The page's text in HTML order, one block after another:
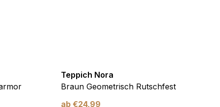
Teppich Nora
Braun Geometrisch Rutschfest
ab €24,99